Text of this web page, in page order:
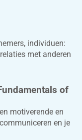
individuen:
met anderen
of
motiverende en
en je